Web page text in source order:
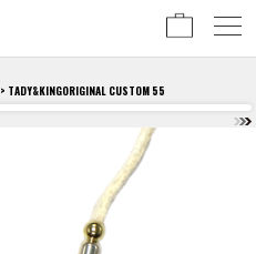
> TADY&KINGORIGINAL CUSTOM 55